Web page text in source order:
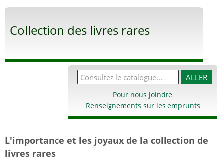
Collection des livres rares
Pour nous joindre
Renseignements sur les emprunts
L'importance et les joyaux de la collection de
livres rares